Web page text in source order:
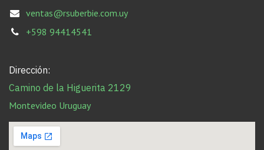
ventas@rsuberbie.com.uy
+598 94414541
Dirección:
Camino de la Higuerita 2129
Montevideo Uruguay